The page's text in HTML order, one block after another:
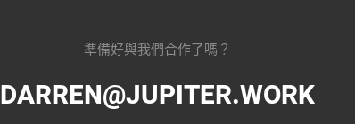
準備好與我們合作了嗎？
DARREN@JUPITER.WORK